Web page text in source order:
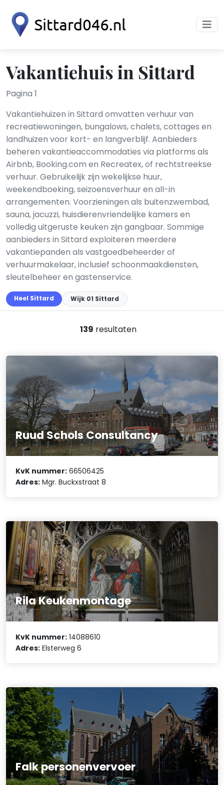
Vakantiehuis in Sittard
Pagina 1
Vakantiehuizen in Sittard omvatten verhuur van
recreatiewoningen, bungalows, chalets, cottages en
landhuizen voor kort- en langverblijf. Aanbieders
beheren vakantieaccommodaties via platforms als
Airbnb, Booking.com en Recreatex, of rechtstreekse
verhuur. Gebruikelijk zijn wekelijkse huur,
weekendboeking, seizoensverhuur en all-in
arrangementen. Voorzieningen als buitenzwembad,
sauna, jacuzzi, huisdierenvriendelijke kamers en
volledig uitgeruste keuken zijn gangbaar. Sommige
aanbieders in Sittard exploiteren meerdere
vakantiepanden als vastgoedbeheerder of
verhuurmakelaar, inclusief schoonmaakdiensten,
sleutelbeheer en gastenservice.
Heel Sittard Wijk 01 Sittard
139 resultaten
Ruud Schols Consultancy
KvK nummer: 66506425
Adres: Mgr. Buckxstraat 8
Rila Keukenmontage
KvK nummer: 14088610
Adres: Elsterweg 6
Falk personenvervoer